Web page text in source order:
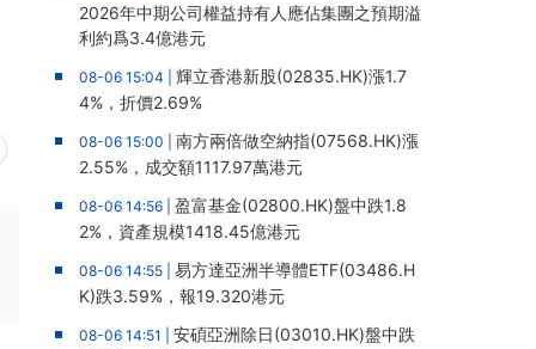
2026年中期公司權益持有人應佔集團之預期溢
利約爲3.4億港元
08-06 15:04 | 輝立香港新股(02835.HK)漲1.7
4%，折價2.69%
08-06 15:00 | 南方兩倍做空納指(07568.HK)漲
2.55%，成交額1117.97萬港元
08-06 14:56 | 盈富基金(02800.HK)盤中跌1.8
2%，資產規模1418.45億港元
08-06 14:55 | 易方達亞洲半導體ETF(03486.H
K)跌3.59%，報19.320港元
08-06 14:51 | 安碩亞洲除日(03010.HK)盤中跌